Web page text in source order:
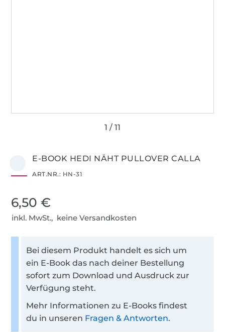
E-BOOK HEDI NÄHT PULLOVER CALLA
ART.NR.: HN-31
6,50 €
inkl. MwSt., keine Versandkosten
Bei diesem Produkt handelt es sich um
ein E-Book das nach deiner Bestellung
sofort zum Download und Ausdruck zur
Verfügung steht.
Mehr Informationen zu E-Books findest
du in unseren Fragen & Antworten.